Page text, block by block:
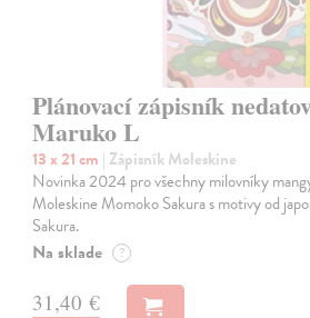
Plánovací zápisník
Maruko L
13 x 21 cm | Zápisník Moleskine
Novinka 2024 pro všechny milovníky
Moleskine Momoko Sakura s motivy od
Sakura.
Na sklade ?
31,40 €